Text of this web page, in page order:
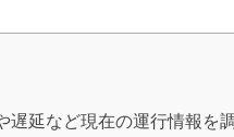
遅延など現在の運行情報を